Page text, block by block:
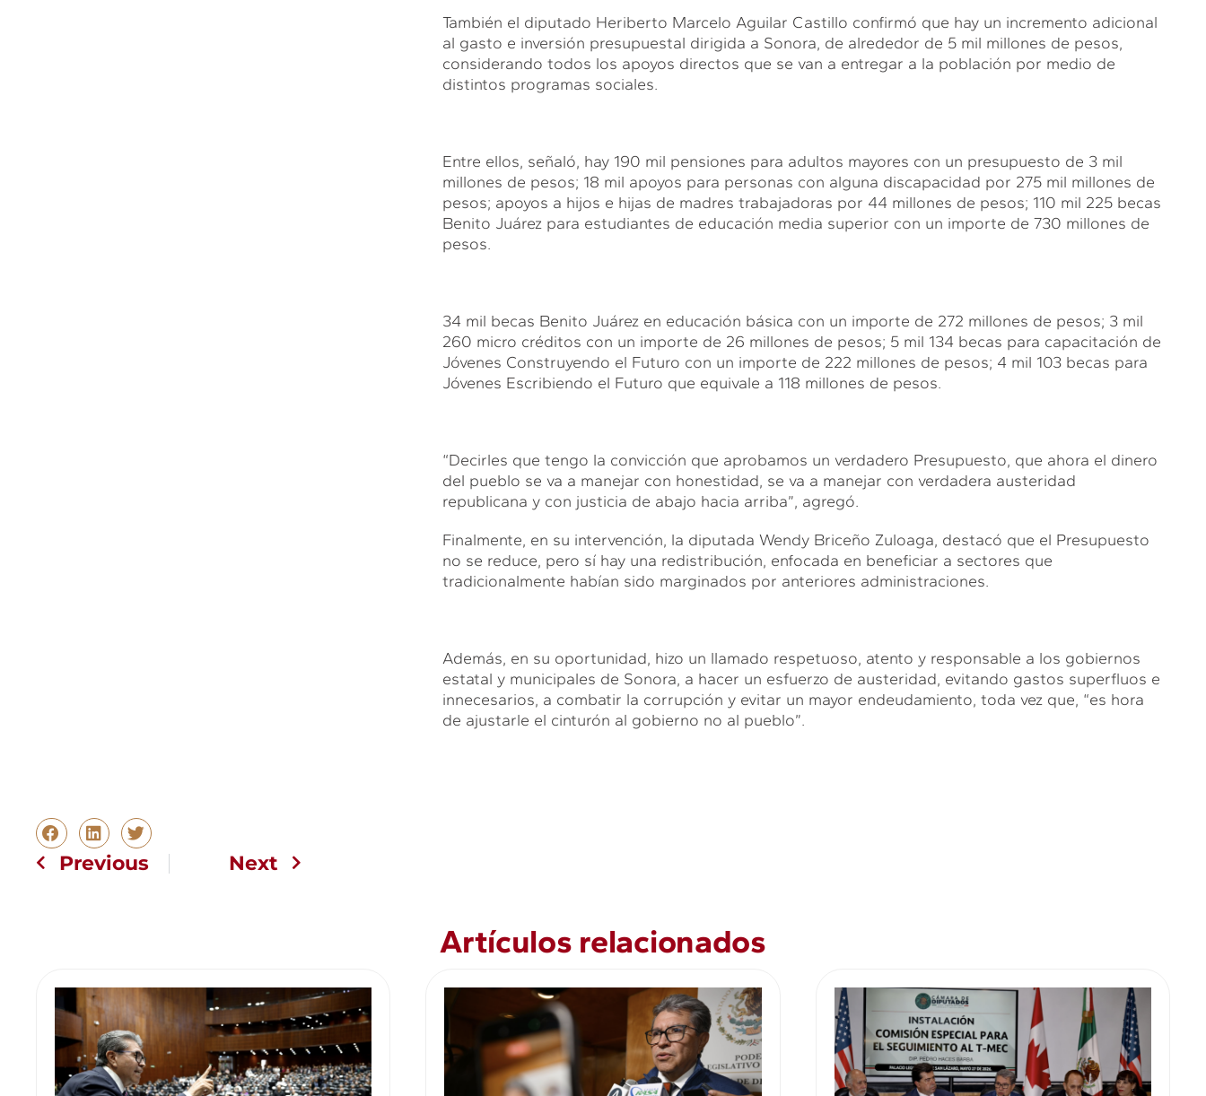
También el diputado Heriberto Marcelo Aguilar Castillo confirmó que hay un incremento adicional
al gasto e inversión presupuestal dirigida a Sonora, de alrededor de 5 mil millones de pesos,
considerando todos los apoyos directos que se van a entregar a la población por medio de
distintos programas sociales.
Entre ellos, señaló, hay 190 mil pensiones para adultos mayores con un presupuesto de 3 mil
millones de pesos; 18 mil apoyos para personas con alguna discapacidad por 275 mil millones de
pesos; apoyos a hijos e hijas de madres trabajadoras por 44 millones de pesos; 110 mil 225 becas
Benito Juárez para estudiantes de educación media superior con un importe de 730 millones de
pesos.
34 mil becas Benito Juárez en educación básica con un importe de 272 millones de pesos; 3 mil
260 micro créditos con un importe de 26 millones de pesos; 5 mil 134 becas para capacitación de
Jóvenes Construyendo el Futuro con un importe de 222 millones de pesos; 4 mil 103 becas para
Jóvenes Escribiendo el Futuro que equivale a 118 millones de pesos.
“Decirles que tengo la convicción que aprobamos un verdadero Presupuesto, que ahora el dinero
del pueblo se va a manejar con honestidad, se va a manejar con verdadera austeridad
republicana y con justicia de abajo hacia arriba”, agregó.
Finalmente, en su intervención, la diputada Wendy Briceño Zuloaga, destacó que el Presupuesto
no se reduce, pero sí hay una redistribución, enfocada en beneficiar a sectores que
tradicionalmente habían sido marginados por anteriores administraciones.
Además, en su oportunidad, hizo un llamado respetuoso, atento y responsable a los gobiernos
estatal y municipales de Sonora, a hacer un esfuerzo de austeridad, evitando gastos superfluos e
innecesarios, a combatir la corrupción y evitar un mayor endeudamiento, toda vez que, “es hora
de ajustarle el cinturón al gobierno no al pueblo”.
Previous Next
Artículos relacionados